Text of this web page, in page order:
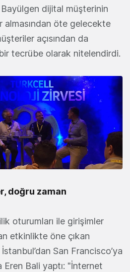
Bayülgen dijital müşterinin
almasından öte gelecekte
açısından da
tecrübe olarak nitelendirdi.
doğru zaman
oturumları ile girişimler
etkinlikte öne çıkan
San Francisco’ya
Bali yaptı: "İnternet